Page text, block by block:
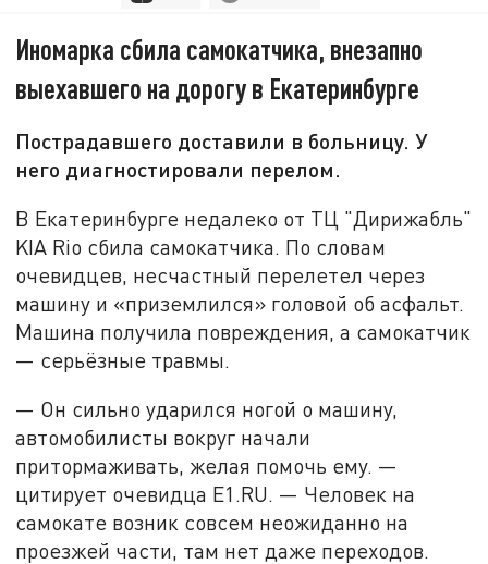
Иномарка сбила самокатчика, внезапно
выехавшего на дорогу в Екатеринбурге
Пострадавшего доставили в больницу. У
него диагностировали перелом.
В Екатеринбурге недалеко от ТЦ "Дирижабль"
KIA Rio сбила самокатчика. По словам
очевидцев, несчастный перелетел через
машину и «приземлился» головой об асфальт.
Машина получила повреждения, а самокатчик
— серьёзные травмы.
— Он сильно ударился ногой о машину,
автомобилисты вокруг начали
притормаживать, желая помочь ему. —
цитирует очевидца Е1.RU. — Человек на
самокате возник совсем неожиданно на
проезжей части, там нет даже переходов.